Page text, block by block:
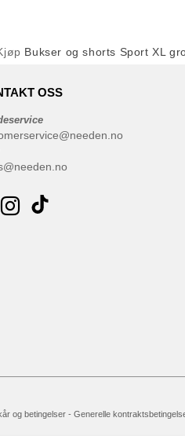
Bukser og shorts Sport XL
OSS
og betingelser- Generelle